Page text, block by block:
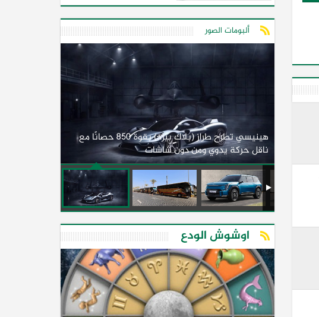
ألبومات الصور
هينيسي تطرح طراز (بلاك بيرد) بقوة 850 حصانًا مع
ناقل حركة يدوي ومن دون شاشات
اوشوش الودع